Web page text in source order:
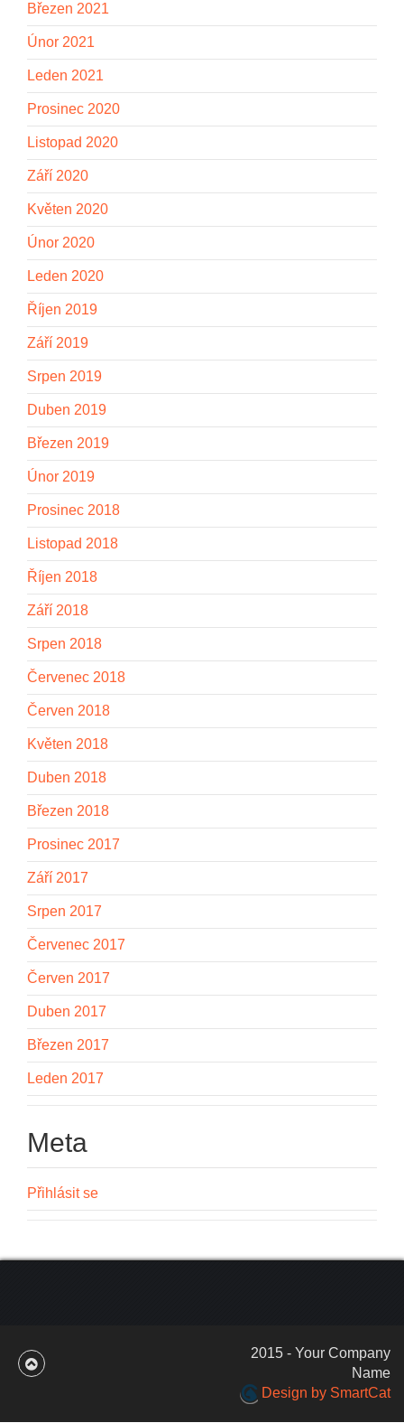
Březen 2021
Únor 2021
Leden 2021
Prosinec 2020
Listopad 2020
Září 2020
Květen 2020
Únor 2020
Leden 2020
Říjen 2019
Září 2019
Srpen 2019
Duben 2019
Březen 2019
Únor 2019
Prosinec 2018
Listopad 2018
Říjen 2018
Září 2018
Srpen 2018
Červenec 2018
Červen 2018
Květen 2018
Duben 2018
Březen 2018
Prosinec 2017
Září 2017
Srpen 2017
Červenec 2017
Červen 2017
Duben 2017
Březen 2017
Leden 2017
Meta
Přihlásit se
2015 - Your Company
Name
Design by SmartCat